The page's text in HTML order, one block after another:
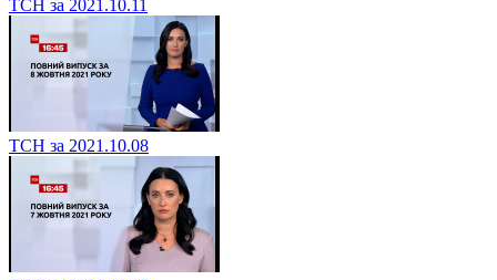
ТСН за 2021.10.11
ТСН за 2021.10.08